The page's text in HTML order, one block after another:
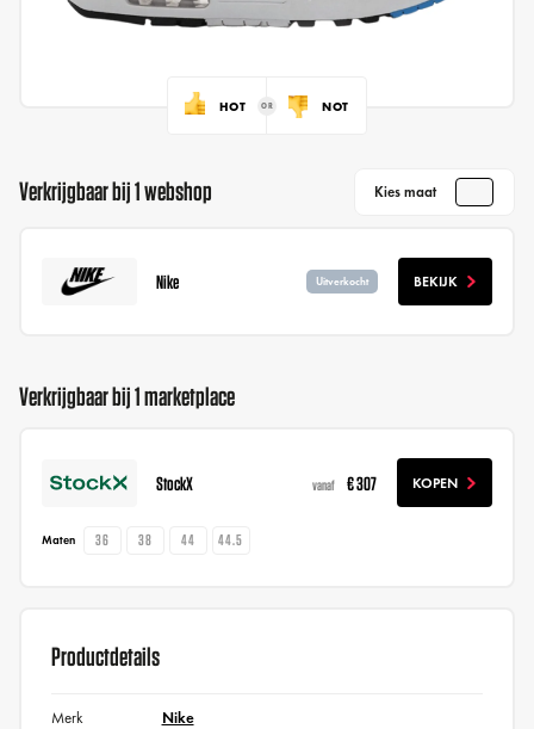
HOT NOT
Verkrijgbaar bij 1 webshop Kies maat
Nike Uitverkocht BEKIJK
Verkrijgbaar bij 1 marketplace
StockX vanaf € 307 KOPEN
Maten 36 38 44 44.5
Productdetails
Merk Nike